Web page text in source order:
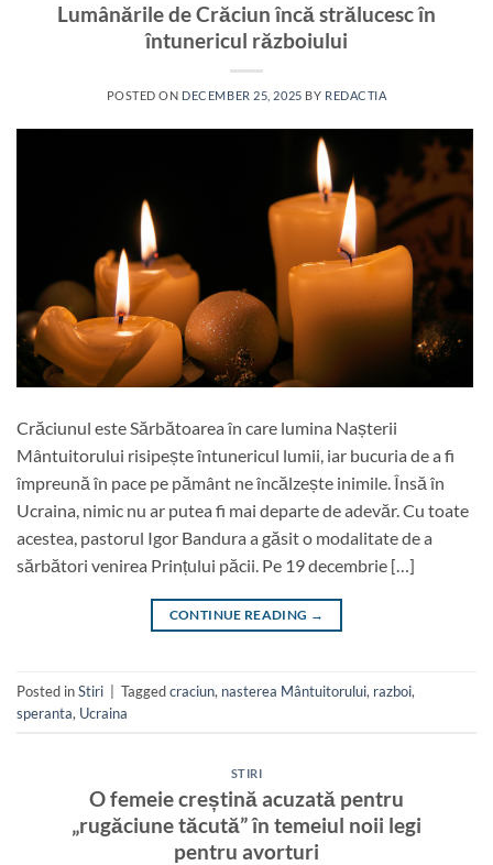
Lumânările de Crăciun încă strălucesc în
întunericul războiului
POSTED ON DECEMBER 25, 2025 BY REDACTIA
Crăciunul este Sărbătoarea în care lumina Nașterii
Mântuitorului risipește întunericul lumii, iar bucuria de a fi
împreună în pace pe pământ ne încălzește inimile. Însă în
Ucraina, nimic nu ar putea fi mai departe de adevăr. Cu toate
acestea, pastorul Igor Bandura a găsit o modalitate de a
sărbători venirea Prințului păcii. Pe 19 decembrie […]
CONTINUE READING →
Posted inStiri Taggedcraciun, nasterea Mântuitorului, razboi,
speranta, Ucraina
STIRI
O femeie creștină acuzată pentru
„rugăciune tăcută” în temeiul noii legi
pentru avorturi